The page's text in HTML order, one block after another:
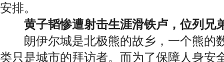
安排。
黄子韬惨遭射击生涯滑铁卢，位列兄
朗伊尔城是北极熊的故乡，一个熊的
类只是城市的拜访者。而为了保障人身安